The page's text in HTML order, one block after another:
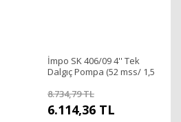
İmpo SK 406/09 4'' Tek
Dalgıç Pompa (52 mss/ 1,5
8.734,79 TL
6.114,36 TL